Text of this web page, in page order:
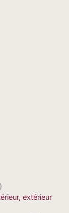
extérieur